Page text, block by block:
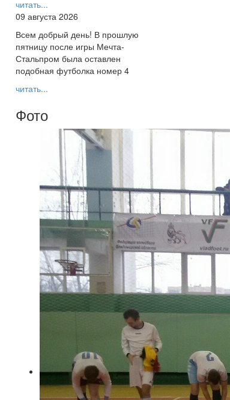
читать...
09 августа 2026
Всем добрый день! В прошлую
пятницу после игры Мечта-
Стальпром была оставлен
подобная футболка номер 4
читать...
Фото